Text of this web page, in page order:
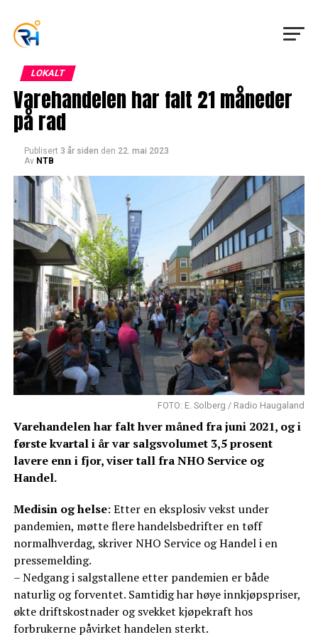
LOKALT
Varehandelen har falt 21 måneder
på rad
Publisert 3 år siden den 22. mai 2023
Av NTB
FOTO: E. Solberg / Radio Haugaland
Varehandelen har falt hver måned fra juni 2021, og i
første kvartal i år var salgsvolumet 3,5 prosent
lavere enn i fjor, viser tall fra NHO Service og
Handel.
Medisin og helse: Etter en eksplosiv vekst under
pandemien, møtte flere handelsbedrifter en tøff
normalhverdag, skriver NHO Service og Handel i en
pressemelding.
– Nedgang i salgstallene etter pandemien er både
naturlig og forventet. Samtidig har høye innkjøpspriser,
økte driftskostnader og svekket kjøpekraft hos
forbrukerne påvirket handelen sterkt.